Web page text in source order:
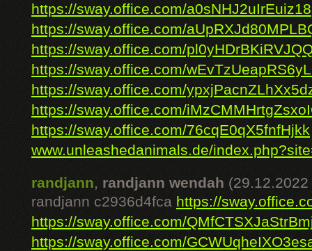
https://sway.office.com/a0sNHJ2uIrEuiz18
https://sway.office.com/
https://sway.office.com/
https://sway.office.com/
https://sway.office.com/
https://sway.office.com/
https://sway.office.com/76cqE0qX5fnfHjkk
www.unleashedanimals.de/
randjann, randjann wendah
randjann c2936d4fca https://
https://sway.office.com/
https://sway.office.com/